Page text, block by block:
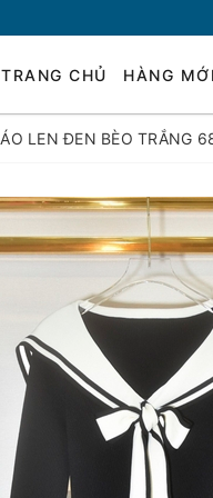
TRANG CHỦ HÀNG
ÁO LEN ĐEN BÈO TRẮNG